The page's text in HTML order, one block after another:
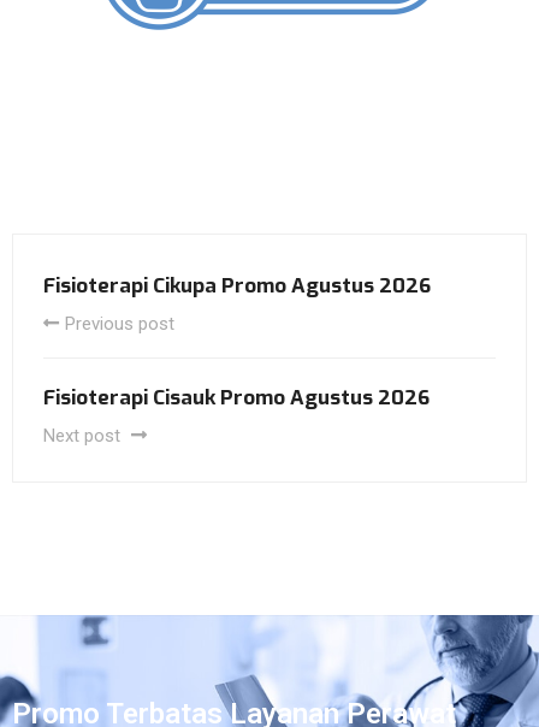
Fisioterapi Cikupa Promo Agustus 2026
Previous post
Fisioterapi Cisauk Promo Agustus 2026
Next post
Promo Terbatas Layanan Perawat